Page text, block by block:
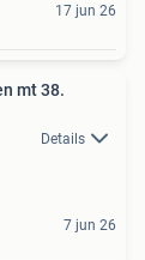
17 jun 26
mt 38.
Details
7 jun 26